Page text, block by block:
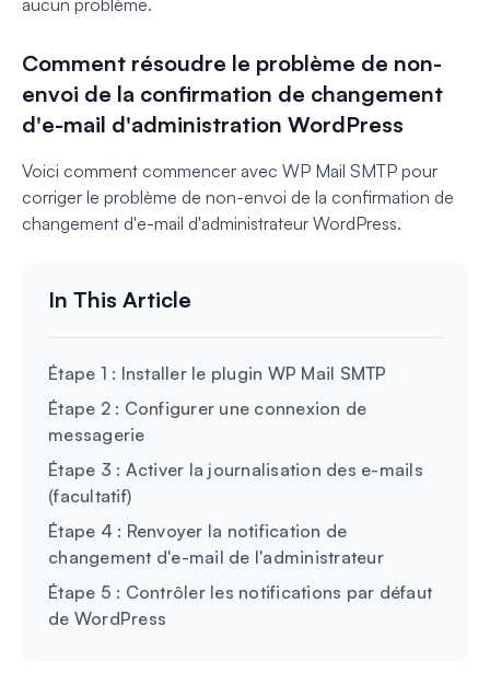
Comment résoudre le problème de non-
envoi de la confirmation de changement
d'e-mail d'administration WordPress
Voici comment commencer avec WP Mail SMTP pour
corriger le problème de non-envoi de la confirmation de
changement d'e-mail d'administrateur WordPress.
Étape 1 : Installer le plugin WP Mail SMTP
Étape 2 : Configurer une connexion de
messagerie
Étape 3 : Activer la journalisation des e-mails
(facultatif)
Étape 4 : Renvoyer la notification de
changement d'e-mail de l'administrateur
Étape 5 : Contrôler les notifications par défaut
de WordPress